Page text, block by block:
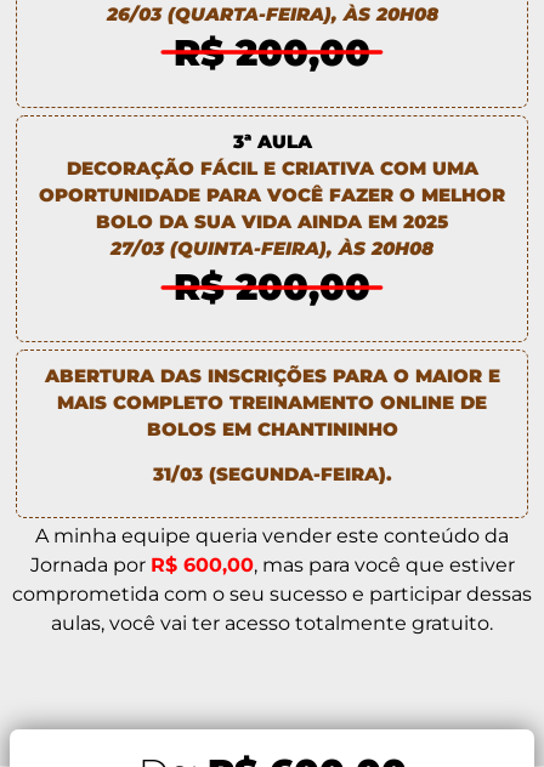
26/03 (QUARTA-FEIRA), ÀS 20H08
R$ 200,00
3ª AULA
DECORAÇÃO FÁCIL E CRIATIVA COM UMA
OPORTUNIDADE PARA VOCÊ FAZER O MELHOR
BOLO DA SUA VIDA AINDA EM 2025
27/03 (QUINTA-FEIRA), ÀS 20H08
R$ 200,00
ABERTURA DAS INSCRIÇÕES PARA O MAIOR E
MAIS COMPLETO TREINAMENTO ONLINE DE
BOLOS EM CHANTININHO
31/03 (SEGUNDA-FEIRA).
A minha equipe queria vender este conteúdo da
Jornada por R$ 600,00, mas para você que estiver
comprometida com o seu sucesso e participar dessas
aulas, você vai ter acesso totalmente gratuito.